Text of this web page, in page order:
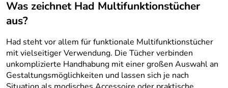
Was zeichnet Had Multifunktionstücher
aus?
Had steht vor allem für funktionale Multifunktionstücher
mit vielseitiger Verwendung. Die Tücher verbinden
unkomplizierte Handhabung mit einer großen Auswahl an
Gestaltungsmöglichkeiten und lassen sich je nach